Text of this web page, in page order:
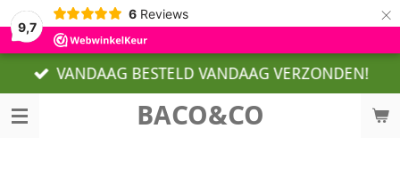
9,7
6 Reviews ×
BACO&CO
VANDAAG BESTELD VANDAAG VERZONDEN!